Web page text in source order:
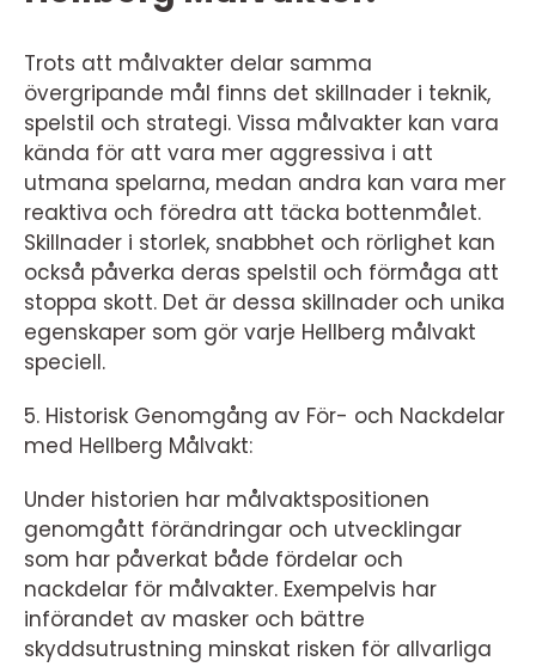
Trots att målvakter delar samma
övergripande mål finns det skillnader i teknik,
spelstil och strategi. Vissa målvakter kan vara
kända för att vara mer aggressiva i att
utmana spelarna, medan andra kan vara mer
reaktiva och föredra att täcka bottenmålet.
Skillnader i storlek, snabbhet och rörlighet kan
också påverka deras spelstil och förmåga att
stoppa skott. Det är dessa skillnader och unika
egenskaper som gör varje Hellberg målvakt
speciell.
5. Historisk Genomgång av För- och Nackdelar
med Hellberg Målvakt:
Under historien har målvaktspositionen
genomgått förändringar och utvecklingar
som har påverkat både fördelar och
nackdelar för målvakter. Exempelvis har
införandet av masker och bättre
skyddsutrustning minskat risken för allvarliga